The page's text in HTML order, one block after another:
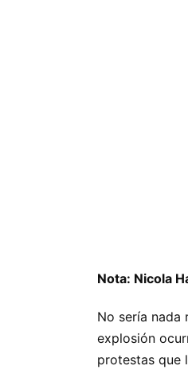
Nota: Nicola
No sería nada
explosión
protestas que